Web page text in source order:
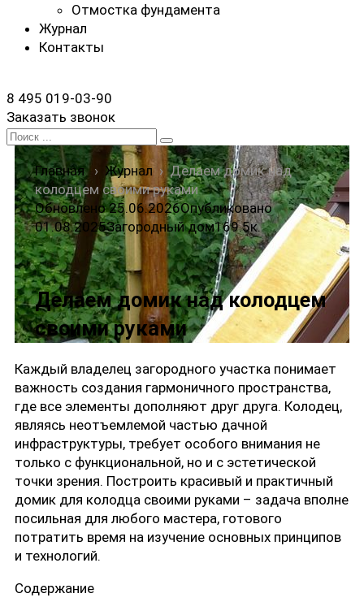
Отмостка фундамента
Журнал
Контакты
8 495 019-03-90
Заказать звонок
Search
for:
Главная › Журнал›Делаем домик над
колодцем своими руками
Обновлено 25.06.2026Опубликовано
01.08.2025Загородный дом169.5к.
Делаем домик над колодцем
своими руками
Каждый владелец загородного участка понимает
важность создания гармоничного пространства,
где все элементы дополняют друг друга. Колодец,
являясь неотъемлемой частью дачной
инфраструктуры, требует особого внимания не
только с функциональной, но и с эстетической
точки зрения. Построить красивый и практичный
домик для колодца своими руками – задача вполне
посильная для любого мастера, готового
потратить время на изучение основных принципов
и технологий.
Содержание